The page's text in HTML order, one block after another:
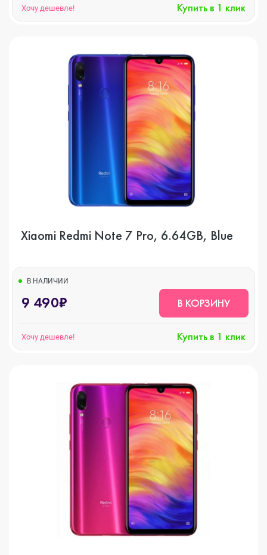
Хочу дешевле! Купить в 1 клик
Xiaomi Redmi Note 7 Pro, 6.64GB, Blue
В НАЛИЧИИ
9 490₽ В КОРЗИНУ
Хочу дешевле! Купить в 1 клик